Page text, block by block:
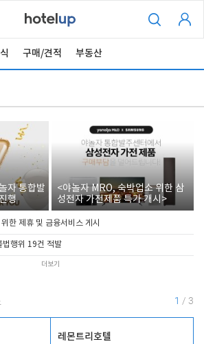
구매/견적 부동산
자 통합발
행
<야놀자 MRO, 숙박업소 위한 삼
성전자 가전제품 특가 개시>
한 제휴 및 금융서비스 게시
법행위 19건 적발
더보기
1 / 3
레몬트리호텔